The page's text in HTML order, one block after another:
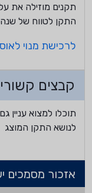
תקנים מוזילה את
התקן לטווח של
לרכישת מנוי
קבצים
תוכלו למצוא עניין
לנושא התקן המוצג
אזכור מסמכים